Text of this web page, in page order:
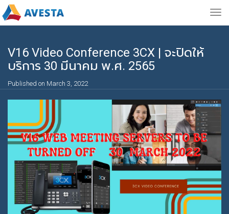
V16 Video Conference 3CX | จะปิดให้
บริการ 30 มีนาคม พ.ศ. 2565
Published on March 3, 2022